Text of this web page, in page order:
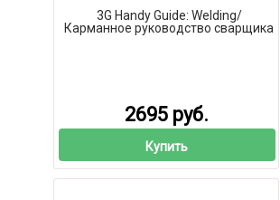
3G Handy Guide: Welding/
Карманное руководство сварщика
2695 руб.
Купить